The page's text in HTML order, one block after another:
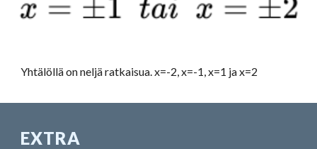
Yhtälöllä on neljä ratkaisua. x=-2, x=-1, x=1 ja x=2
EXTRA